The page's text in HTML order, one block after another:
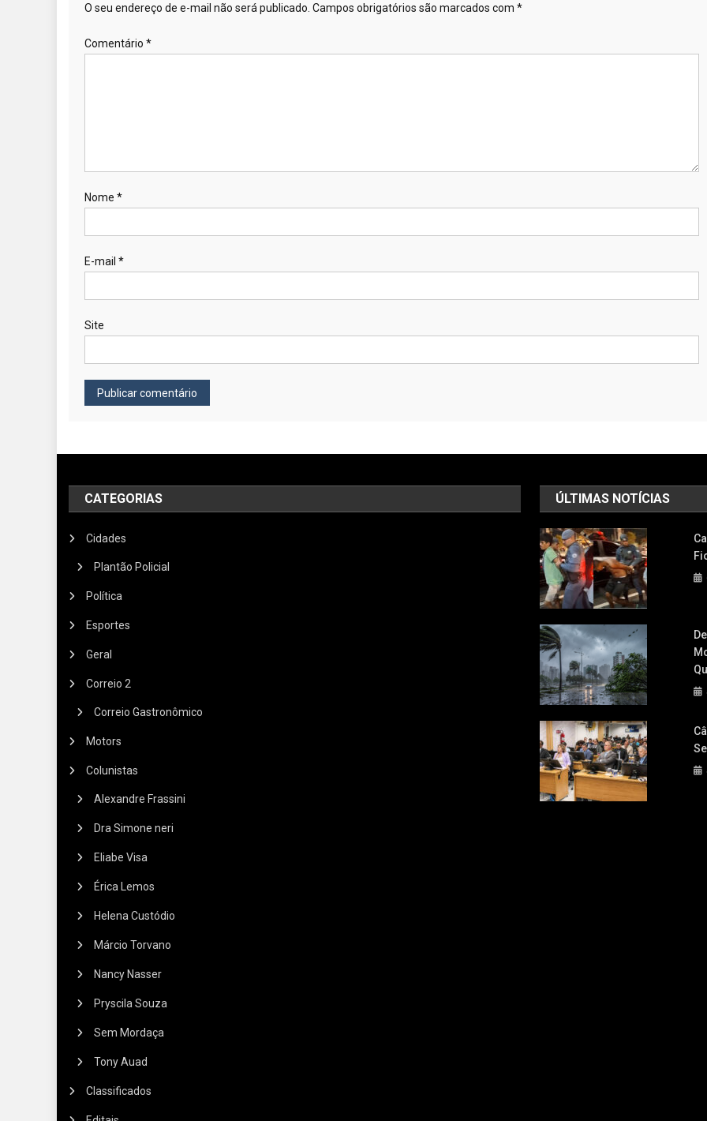
O seu endereço de e-mail não será publicado. Campos obrigatórios são marcados com *
Comentário *
Nome *
E-mail *
Site
CATEGORIAS
Cidades
Plantão Policial
Política
Esportes
Geral
Correio 2
Correio Gastronômico
Motors
Colunistas
Alexandre Frassini
Dra Simone neri
Eliabe Visa
Érica Lemos
Helena Custódio
Márcio Torvano
Nancy Nasser
Pryscila Souza
Sem Mordaça
Tony Auad
Classificados
ÚLTIMAS NOTÍCIAS